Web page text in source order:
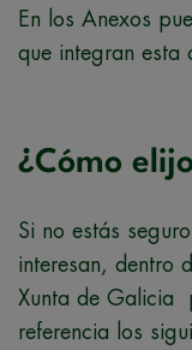
En los Anexos
que integran esta
¿Cómo
Si no estás
interesan, dentro
Xunta de Galicia
referencia los